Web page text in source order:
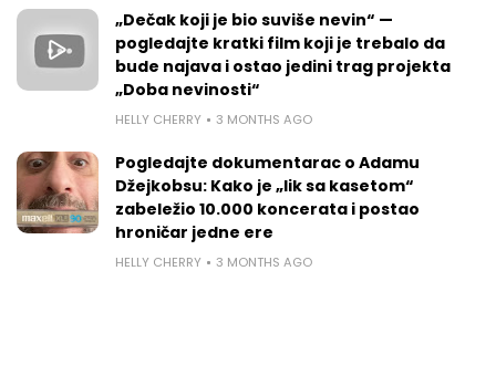
„Dečak koji je bio suviše nevin“ —
pogledajte kratki film koji je trebalo da
bude najava i ostao jedini trag projekta
„Doba nevinosti“
HELLY CHERRY 3 MONTHS AGO
Pogledajte dokumentarac o Adamu
Džejkobsu: Kako je „lik sa kasetom“
zabeležio 10.000 koncerata i postao
hroničar jedne ere
HELLY CHERRY 3 MONTHS AGO